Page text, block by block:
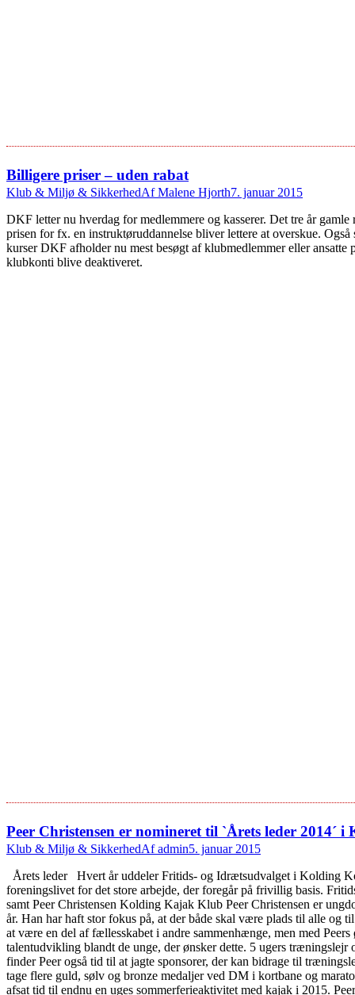
Billigere priser – uden rabat
Klub & Miljø & SikkerhedAfMalene Hjorth7. januar 2015
DKF letter nu hverdag for medlemmere og kasserer. Det tre år
prisen for fx. en instruktøruddannelse bliver lettere at overskue.
kurser DKF afholder nu mest besøgt af klubmedlemmer eller
klubkonti blive deaktiveret.
Peer Christensen er nomineret til `Årets leder 2014´
Klub & Miljø & SikkerhedAfadmin5. januar 2015
Årets leder Hvert år uddeler Fritids- og Idrætsudvalget i Kolding
foreningslivet for det store arbejde, der foregår på frivillig basis.
samt Peer Christensen Kolding Kajak Klub Peer Christensen er
år. Han har haft stor fokus på, at der både skal være plads til alle og
at være en del af fællesskabet i andre sammenhænge, men med
talentudvikling blandt de unge, der ønsker dette. 5 ugers
finder Peer også tid til at jagte sponsorer, der kan bidrage til
tage flere guld, sølv og bronze medaljer ved DM i kortbane og
afsat tid til endnu en uges sommerferieaktivitet med kajak i 2015.